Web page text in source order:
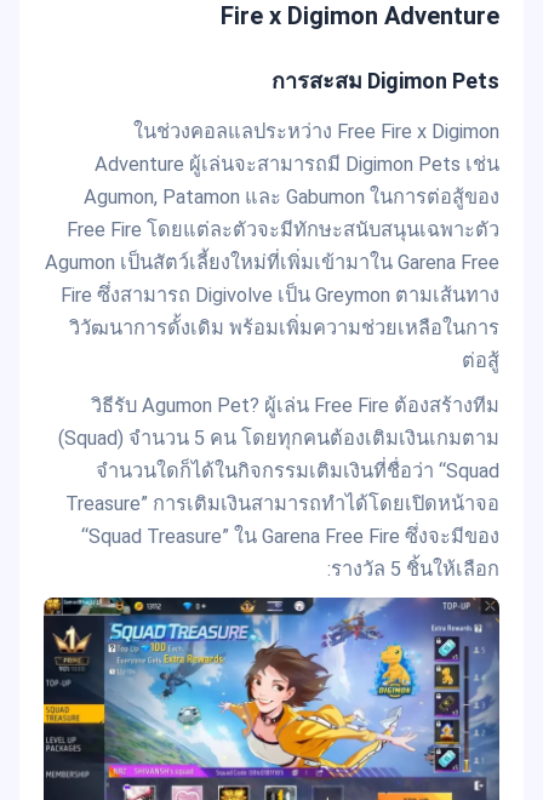
Fire x Digimon Adventure
การสะสม Digimon Pets
ในช่วงคอลแลประหว่าง Free Fire x Digimon
Adventure ผู้เล่นจะสามารถมี Digimon Pets เช่น
Agumon, Patamon และ Gabumon ในการต่อสู้ของ
Free Fire โดยแต่ละตัวจะมีทักษะสนับสนุนเฉพาะตัว
Agumon เป็นสัตว์เลี้ยงใหม่ที่เพิ่มเข้ามาใน Garena Free
Fire ซึ่งสามารถ Digivolve เป็น Greymon ตามเส้นทาง
วิวัฒนาการดั้งเดิม พร้อมเพิ่มความช่วยเหลือในการ
ต่อสู้
วิธีรับ Agumon Pet? ผู้เล่น Free Fire ต้องสร้างทีม
(Squad) จำนวน 5 คน โดยทุกคนต้องเติมเงินเกมตาม
จำนวนใดก็ได้ในกิจกรรมเติมเงินที่ชื่อว่า “Squad
Treasure” การเติมเงินสามารถทำได้โดยเปิดหน้าจอ
“Squad Treasure” ใน Garena Free Fire ซึ่งจะมีของ
รางวัล 5 ชิ้นให้เลือก: